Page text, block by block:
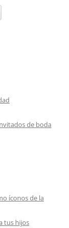
de boda
íconos de la
tus hijos